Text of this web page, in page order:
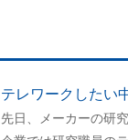
テレワークしたい
先日、メーカーの研